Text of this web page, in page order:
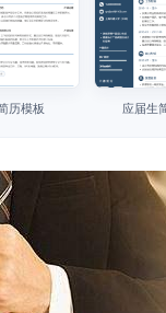
历模板 应届生